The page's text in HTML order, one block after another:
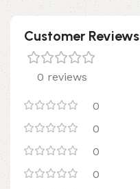
Customer Reviews
0 reviews
0
0
0
0